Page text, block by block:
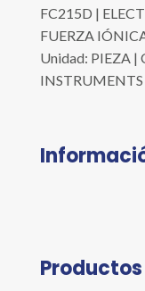
FC215D |
FUERZA
Unidad: PIEZA |
INSTRUMENTS